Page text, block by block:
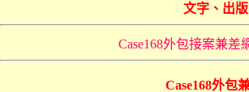
文字、出
Case168外包接案兼差
Case168外包